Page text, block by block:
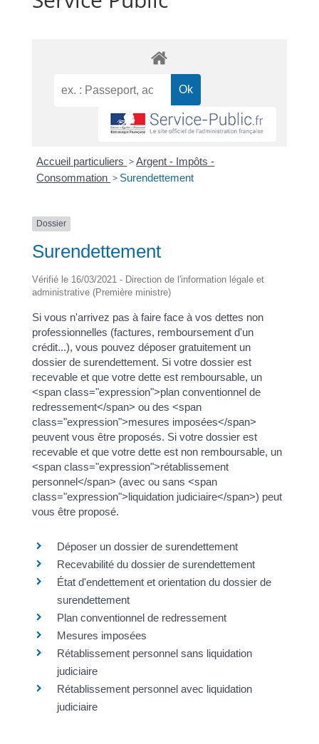
Accueil particuliers >Argent - Impôts -
Consommation > Surendettement
Dossier
Surendettement
Vérifié le 16/03/2021 - Direction de l'information légale et
administrative (Première ministre)
Si vous n'arrivez pas à faire face à vos dettes non
professionnelles (factures, remboursement d'un
crédit...), vous pouvez déposer gratuitement un
dossier de surendettement. Si votre dossier est
recevable et que votre dette est remboursable, un
<span class="expression">plan conventionnel de
redressement</span> ou des <span
class="expression">mesures imposées</span>
peuvent vous être proposés. Si votre dossier est
recevable et que votre dette est non remboursable, un
<span class="expression">rétablissement
personnel</span> (avec ou sans <span
class="expression">liquidation judiciaire</span>) peut
vous être proposé.
Déposer un dossier de surendettement
Recevabilité du dossier de surendettement
État d'endettement et orientation du dossier de
surendettement
Plan conventionnel de redressement
Mesures imposées
Rétablissement personnel sans liquidation
judiciaire
Rétablissement personnel avec liquidation
judiciaire